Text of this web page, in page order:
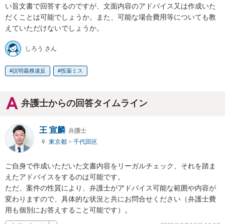
い旨文書で回答するのですが、文面内容のアドバイス又は作成いた
だくことは可能でしょうか。また、可能な場合費用等についても教
えていただけないでしょうか。
しろう さん
説明義務違反 投薬ミス
弁護士からの回答タイムライン
王 宣麟 弁護士
東京都 > 千代田区
ご自身で作成いただいた文書内容をリーガルチェック、それを踏ま
えたアドバイスをするのは可能です。
ただ、案件の性質により、弁護士がアドバイス可能な範囲や内容が
変わりますので、具体的な状況と共にお問合せください（弁護士費
用も個別にお答えすること可能です）。